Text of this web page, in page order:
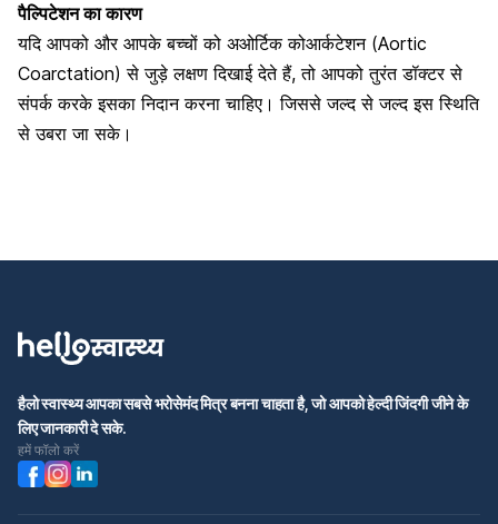
पैल्पिटेशन का कारण
यदि आपको और आपके बच्चों को अओर्टिक कोआर्कटेशन (Aortic
Coarctation) से जुड़े लक्षण दिखाई देते हैं, तो आपको तुरंत डॉक्टर से
संपर्क करके इसका निदान करना चाहिए। जिससे जल्द से जल्द इस स्थिति
से उबरा जा सके।
हैलो स्वास्थ्य आपका सबसे भरोसेमंद मित्र बनना चाहता है, जो आपको हेल्दी जिंदगी जीने के
लिए जानकारी दे सके.
हमें फॉलो करें